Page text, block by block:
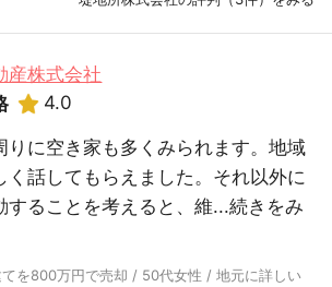
産株式会社
4.0
りに空き家も多くみられます。地域
く話してもらえました。それ以外に
することを考えると、維...続きをみ
を800万円で売却 / 50代女性 / 地元に詳しい